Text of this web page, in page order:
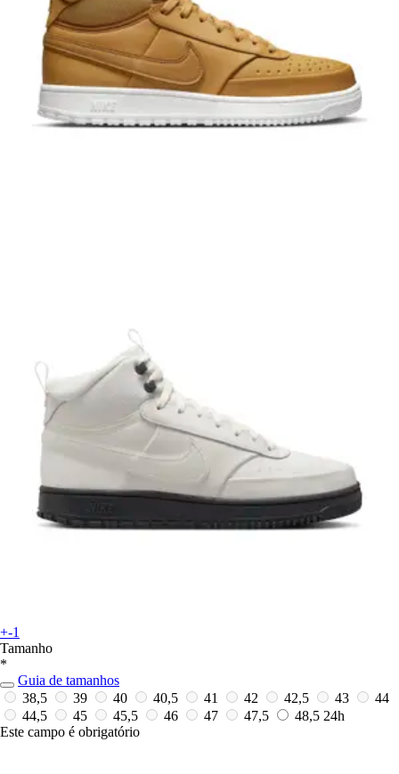
+-1
Tamanho
*
Guia de tamanhos
38,5
39 40 40,5 41 42 42,5 43
44
44,5
45 45,5 46 47 47,5 48,5 24h
Este campo é obrigatório